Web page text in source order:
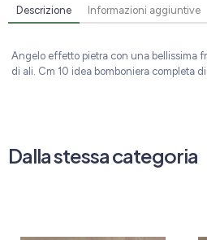
Descrizione Informazioni aggiuntive
Angelo effetto pietra con una bellissima
di ali. Cm 10 idea bomboniera completa
Dalla stessa categoria